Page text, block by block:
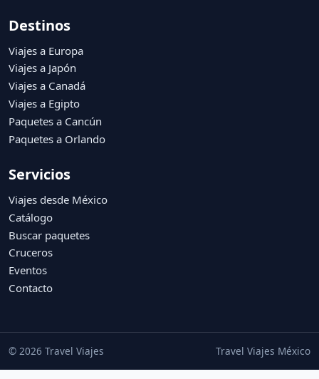
Destinos
Viajes a Europa
Viajes a Japón
Viajes a Canadá
Viajes a Egipto
Paquetes a Cancún
Paquetes a Orlando
Servicios
Viajes desde México
Catálogo
Buscar paquetes
Cruceros
Eventos
Contacto
© 2026 Travel Viajes Travel Viajes México